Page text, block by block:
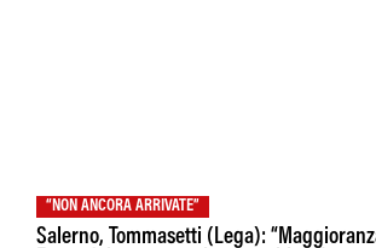
“NON ANCORA ARRIVATE”
Salerno, Tommasetti (Lega):